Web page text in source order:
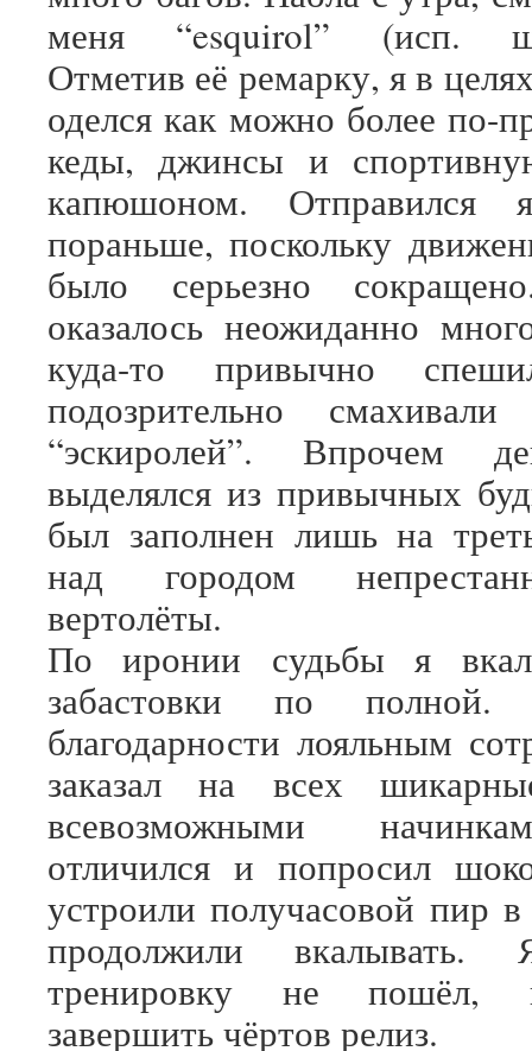
меня “esquirol” (исп.
Отметив её ремарку, я в
оделся как можно более по-
кеды, джинсы и
капюшоном. Отправился
пораньше, поскольку
было серьезно
оказалось неожиданно
куда-то привычно
подозрительно
“эскиролей”. Впрочем
выделялся из привычных
был заполнен лишь на
над городом
вертолёты.
По иронии судьбы я
забастовки по
благодарности лояльным
заказал на всех
всевозможными
отличился и попросил
устроили получасовой пир
продолжили
тренировку не пошёл,
завершить чёртов релиз.